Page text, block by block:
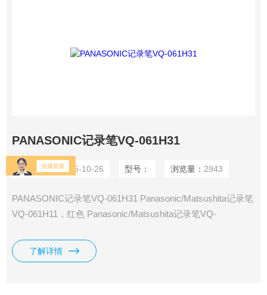
PANASONIC记录笔VQ-061H31
更新时间：2015-10-26 型号： 浏览量： 2943
PANASONIC记录笔VQ-061H31 Panasonic/Matsushita记录笔
VQ-061H11，红色 Panasonic/Matsushita记录笔VQ-
色 Panasonic/Matsushita记录笔VQ-061H41，黑色
了解详情